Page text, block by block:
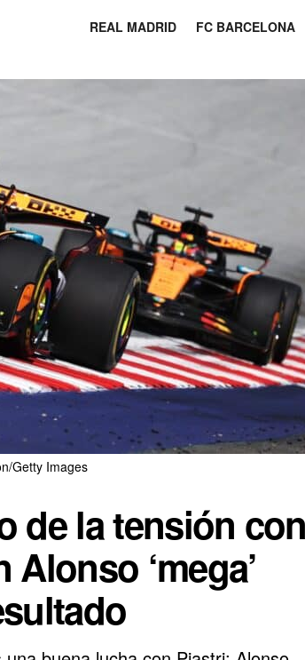
REAL MADRID FC BARCELONA
Getty Images
de la tensión con
‘mega’